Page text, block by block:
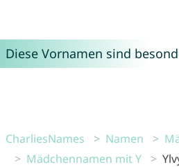
Diese Vornamen sind
CharliesNames Namen
Mädchennamen mit Y